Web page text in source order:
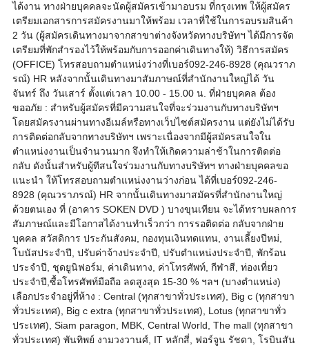
ได้งาน ทางฝ่ายบุคคลจะนัดผู้สมัครเข้ามาอบรม ที่กรุงเทพ ให้ผู้สมัคร
เตรียมเอกสารการสมัครงานมาให้พร้อม เวลาที่ใช้ในการอบรมสินค้า
2 วัน (ผู้สมัครเดินทางมาจากสาขาต่างจังหวัดทางบริษัทฯ ได้มีการจัด
เตรียมที่พักสำรองไว้ให้พร้อมกับการออกค่าเดินทางให้) วิธีการสมัคร
(OFFICE) โทรสอบถามตำแหน่งว่างที่เบอร์092-246-8928 (คุณวราภ
รณ์) HR หลังจากนั้นเดินทางมาสัมภาษณ์ที่สำนักงานใหญ่ได้ วัน
จันทร์ ถึง วันเสาร์ ตั้งแต่เวลา 10.00 - 15.00 น. ที่ฝ่ายบุคคล ต้อง
ขออภัย : สำหรับผู้สมัครที่มีความสนใจที่จะร่วมงานกับทางบริษัทฯ
โดยสมัครงานผ่านทางอีเมล์หรือทางเว็ปไซต์สมัครงาน แต่ยังไม่ได้รับ
การติดต่อกลับจากทางบริษัทฯ เพราะเนื่องจากมีผู้สมัครสนใจใน
ตำแหน่งงานเป็นจำนวนมาก จึงทำให้เกิดความล่าช้าในการติดต่อ
กลับ ดังนั้นสำหรับผู้ทีสนใจร่วมงานกับทางบริษัทฯ ทางฝ่ายบุคคลขอ
แนะนำ ให้โทรสอบถามตำแหน่งงานว่างก่อน ได้ที่เบอร์092-246-
8928 (คุณวราภรณ์) HR จากนั้นเดินทางมาสมัครที่สำนักงานใหญ่
ด้วยตนเอง ที่ (อาคาร SOKEN DVD ) บางขุนเทียน จะได้ทราบผลการ
สัมภาษณ์และมีโอกาสได้งานทำเร็วกว่า การรอติดต่อ กลับจากฝ่าย
บุคคล สวัสดิการ ประกันสังคม, กองทุนเงินทดแทน, งานเลี้ยงปีหม่,
โบนัสประจำปี, ปรับค่าจ้างประจำปี, ปรับตำแหน่งประจำปี, พักร้อน
ประจำปี, ชุดยูนิฟอร์ม, ค่าเดินทาง, ค่าโทรศัพท์, กีฬาสี, ท่องเที่ยว
ประจำปี,ซื้อโทรศัพท์มือถือ ลดสูงสุด 15-30 % ฯลฯ (บางตำแหน่ง)
เลือกประจำอยู่ที่ห้าง : Central (ทุกสาขาทั่วประเทศ), Big c (ทุกสาขา
ทั่วประเทศ), Big c extra (ทุกสาขาทั่วประเทศ), Lotus (ทุกสาขาทั่ว
ประเทศ), Siam paragon, MBK, Central World, The mall (ทุกสาขา
ทั่วประเทศ) พันทิพย์ งามวงวานศ์, IT หลักสี่, ฟอร์จูน รัชดา, โรบินสัน